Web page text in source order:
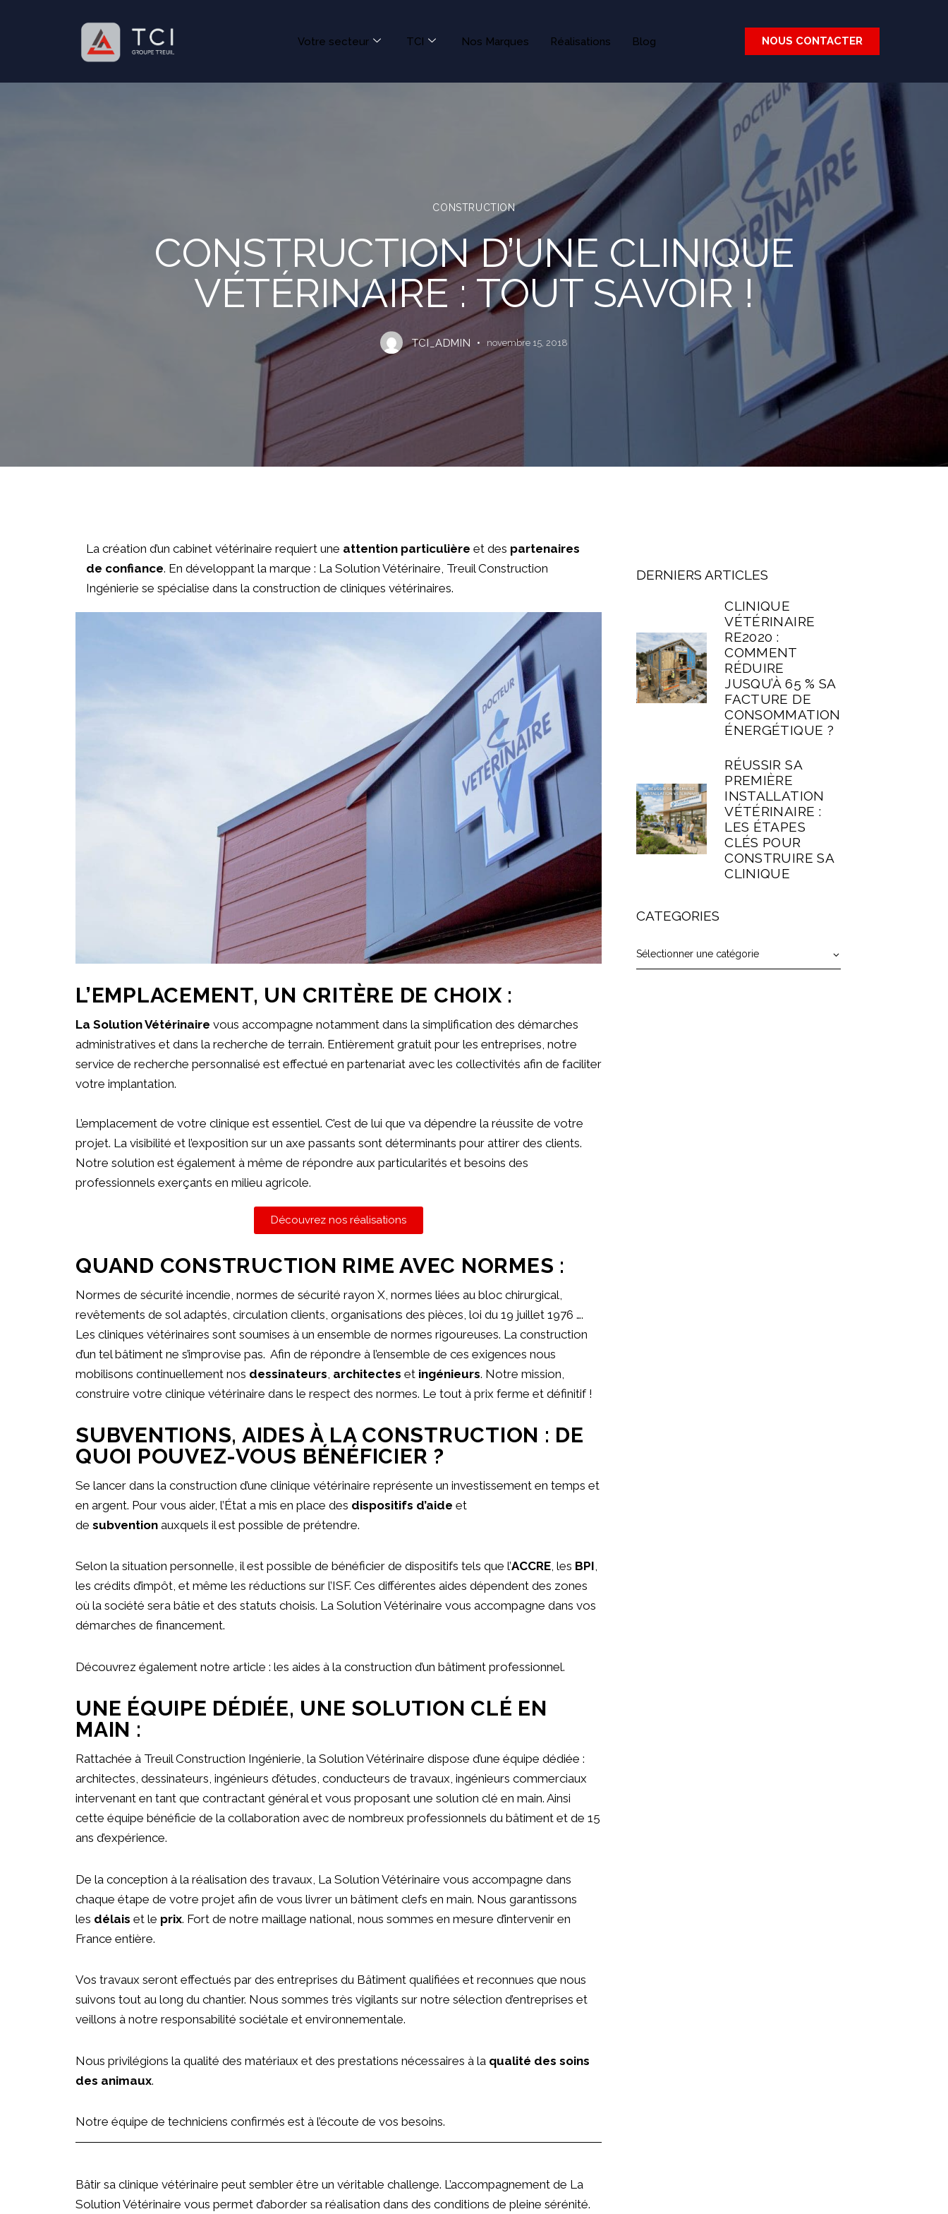
Votre secteur TCI Nos Marques Réalisations Blog NOUS CONTACTER
CONSTRUCTION
CONSTRUCTION D’UNE CLINIQUE
VÉTÉRINAIRE : TOUT SAVOIR !
TCI_ADMIN novembre 15, 2018
La création d’un cabinet vétérinaire requiert une attention particulière et des partenaires
de confiance. En développant la marque : La Solution Vétérinaire, Treuil Construction
Ingénierie se spécialise dans la construction de cliniques vétérinaires.
L’EMPLACEMENT, UN CRITÈRE DE CHOIX :
La Solution Vétérinaire vous accompagne notamment dans la simplification des démarches
administratives et dans la recherche de terrain. Entièrement gratuit pour les entreprises, notre
service de recherche personnalisé est effectué en partenariat avec les collectivités afin de faciliter
votre implantation.
L’emplacement de votre clinique est essentiel. C’est de lui que va dépendre la réussite de votre
projet. La visibilité et l’exposition sur un axe passants sont déterminants pour attirer des clients.
Notre solution est également à même de répondre aux particularités et besoins des
professionnels exerçants en milieu agricole.
Découvrez nos réalisations
QUAND CONSTRUCTION RIME AVEC NORMES :
Normes de sécurité incendie, normes de sécurité rayon X, normes liées au bloc chirurgical,
revêtements de sol adaptés, circulation clients, organisations des pièces, loi du 19 juillet 1976 ….
Les cliniques vétérinaires sont soumises à un ensemble de normes rigoureuses. La construction
d’un tel bâtiment ne s’improvise pas. Afin de répondre à l’ensemble de ces exigences nous
mobilisons continuellement nos dessinateurs architectes et ingénieurs. Notre mission,
construire votre clinique vétérinaire dans le respect des normes. Le tout à prix ferme et définitif !
SUBVENTIONS, AIDES À LA CONSTRUCTION : DE
QUOI POUVEZ-VOUS BÉNÉFICIER ?
Se lancer dans la construction d’une clinique vétérinaire représente un investissement en temps et
en argent. Pour vous aider, l’État a mis en place des dispositifs d’aide et
de subvention auxquels il est possible de prétendre.
Selon la situation personnelle, il est possible de bénéficier de dispositifs tels que l’ACCRE, les BPI,
les crédits d’impôt, et même les réductions sur l’ISF. Ces différentes aides dépendent des zones
où la société sera bâtie et des statuts choisis. La Solution Vétérinaire vous accompagne dans vos
démarches de financement.
Découvrez également notre article : les aides à la construction d’un bâtiment professionnel.
UNE ÉQUIPE DÉDIÉE, UNE SOLUTION CLÉ EN
MAIN :
Rattachée à Treuil Construction Ingénierie, la Solution Vétérinaire dispose d’une équipe dédiée :
architectes, dessinateurs, ingénieurs d’études, conducteurs de travaux, ingénieurs commerciaux
intervenant en tant que contractant général et vous proposant une solution clé en main. Ainsi
cette équipe bénéficie de la collaboration avec de nombreux professionnels du bâtiment et de 15
ans d’expérience.
De la conception à la réalisation des travaux, La Solution Vétérinaire vous accompagne dans
chaque étape de votre projet afin de vous livrer un bâtiment clefs en main. Nous garantissons
les délais et le prix. Fort de notre maillage national, nous sommes en mesure d’intervenir en
France entière.
Vos travaux seront effectués par des entreprises du Bâtiment qualifiées et reconnues que nous
suivons tout au long du chantier. Nous sommes très vigilants sur notre sélection d’entreprises et
veillons à notre responsabilité sociétale et environnementale.
Nous privilégions la qualité des matériaux et des prestations nécessaires à la qualité des soins
des animaux.
Notre équipe de techniciens confirmés est à l’écoute de vos besoins.
Bâtir sa clinique vétérinaire peut sembler être un véritable challenge. L’accompagnement de La
Solution Vétérinaire vous permet d’aborder sa réalisation dans des conditions de pleine sérénité.
DERNIERS ARTICLES
CLINIQUE
VÉTÉRINAIRE
RE2020 :
COMMENT
RÉDUIRE
JUSQU’À 65 % SA
FACTURE DE
CONSOMMATION
ÉNERGÉTIQUE ?
RÉUSSIR SA
PREMIÈRE
INSTALLATION
VÉTÉRINAIRE :
LES ÉTAPES
CLÉS POUR
CONSTRUIRE SA
CLINIQUE
CATEGORIES